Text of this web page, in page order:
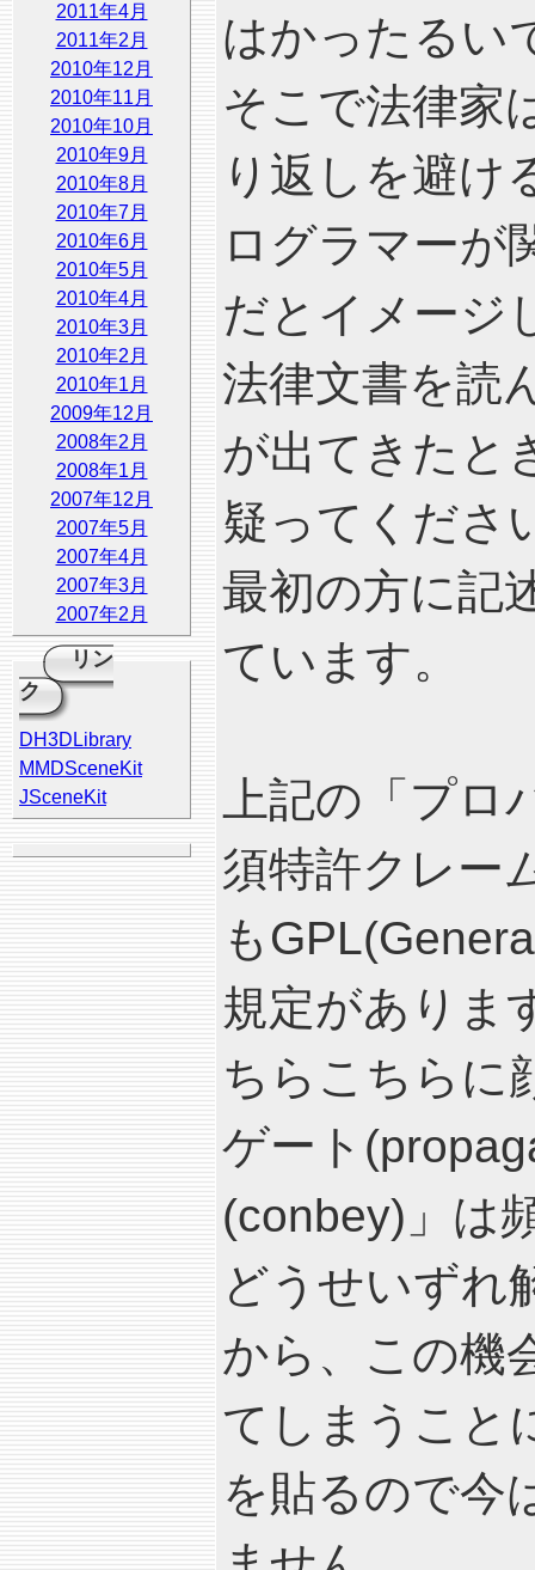
2011年4月
2011年2月
2010年12月
2010年11月
2010年10月
2010年9月
2010年8月
2010年7月
2010年6月
2010年5月
2010年4月
2010年3月
2010年2月
2010年1月
2009年12月
2008年2月
2008年1月
2007年12月
2007年5月
2007年4月
2007年3月
2007年2月
リン
ク
DH3DLibrary
MMDSceneKit
JSceneKit
はかったるい
そこで法律家
り返しを避け
ログラマーが
だとイメージ
法律文書を読
が出てきたと
疑ってくださ
最初の方に記
ています。
上記の「プ
須特許クレー
も
規定がありま
ちらこちらに
ゲート
(conbey)」は
どうせいずれ
から、この機
てしまうこと
を貼るので今